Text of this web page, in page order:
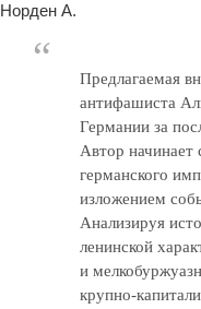
Норден А.
Предлагаемая
антифашиста
Германии за
Автор начинает
германского
изложением
Анализируя
ленинской
и
крупно-